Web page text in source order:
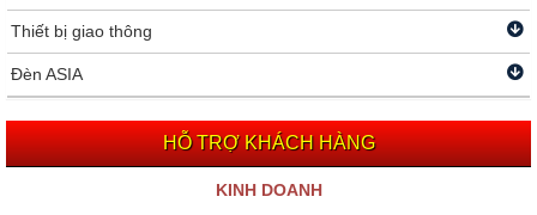
Thiết bị giao thông
Đèn ASIA
HỖ TRỢ KHÁCH HÀNG
KINH DOANH